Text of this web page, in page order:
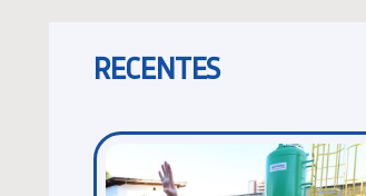
RECENTES